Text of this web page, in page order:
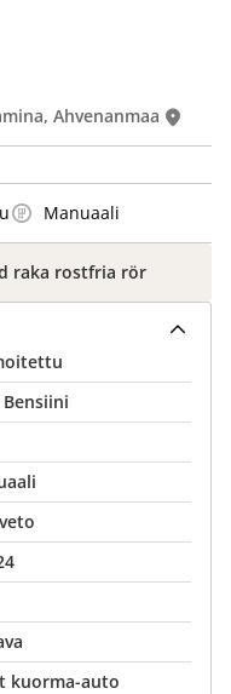
Ahvenanmaa
Manuaali
raka rostfria rör
kuorma-auto